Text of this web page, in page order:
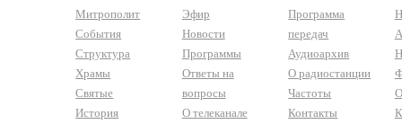
Митрополит
События
Структура
Храмы
Святые
История
Эфир
Новости
Программы
Ответы на
вопросы
О телеканале
Программа
передач
Аудиоархив
О радиостанции
Частоты
Контакты